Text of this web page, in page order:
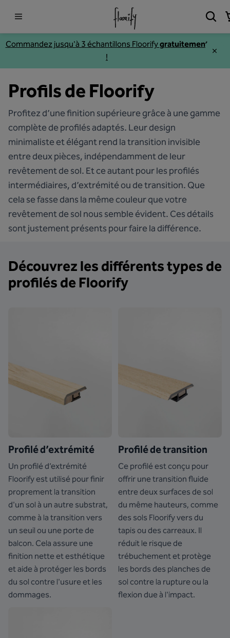
Commandez jusqu'à 3 échantillons Floorifygratuitement
!
Profils de Floorify
Profitez d’une finition supérieure grâce à une gamme
complète de profilés adaptés. Leur design
minimaliste et élégant rend la transition invisible
entre deux pièces, indépendamment de leur
revêtement de sol. Et ce autant pour les profilés
intermédiaires, d’extrémité ou de transition. Que
cela se fasse dans la même couleur que votre
revêtement de sol nous semble évident. Ces détails
sont justement présents pour faire la différence.
Découvrez les différents types de
profilés de Floorify
Profilé d’extrémité
Un profilé d’extrémité
Floorify est utilisé pour finir
proprement la transition
d'un sol à un autre substrat,
comme à la transition vers
un seuil ou une porte de
balcon. Cela assure une
finition nette et esthétique
et aide à protéger les bords
du sol contre l'usure et les
dommages.
Profilé de transition
Ce profilé est conçu pour
offrir une transition fluide
entre deux surfaces de sol
du même hauteurs, comme
des sols Floorify vers du
tapis ou des carreaux. Il
réduit le risque de
trébuchement et protège
les bords des planches de
sol contre la rupture ou la
flexion due à l'impact.